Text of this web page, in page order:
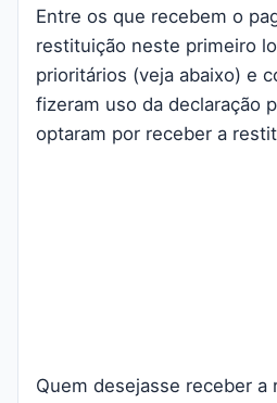
Entre os que recebem o
restituição neste primeiro
prioritários (veja abaixo) e
fizeram uso da declaração
optaram por receber a
Quem desejasse receber a